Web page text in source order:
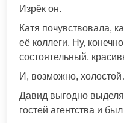
Изрёк он.
Катя почувствовала,
её коллеги. Ну,
состоятельный,
И, возможно,
Давид выгодно
гостей агентства и